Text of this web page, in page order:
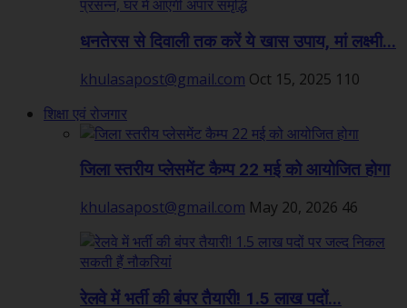
धनतेरस से दिवाली तक करें ये खास उपाय, मां लक्ष्मी...
khulasapost@gmail.com Oct 15, 2025 110
शिक्षा एवं रोजगार
जिला स्तरीय प्लेसमेंट कैम्प 22 मई को आयोजित होगा
khulasapost@gmail.com May 20, 2026 46
रेलवे में भर्ती की बंपर तैयारी! 1.5 लाख पदों...